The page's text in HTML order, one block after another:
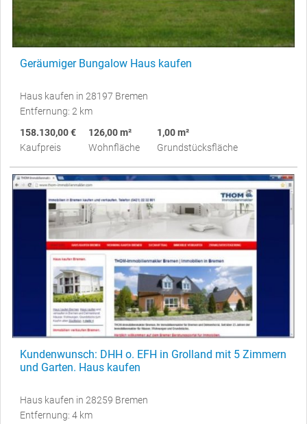
Geräumiger Bungalow Haus kaufen
Haus kaufen in 28197 Bremen
Entfernung: 2 km
158.130,00 €
Kaufpreis
126,00 m²
Wohnfläche
1,00 m²
Grundstücksfläche
Kundenwunsch: DHH o. EFH in Grolland mit 5 Zimmern
und Garten. Haus kaufen
Haus kaufen in 28259 Bremen
Entfernung: 4 km